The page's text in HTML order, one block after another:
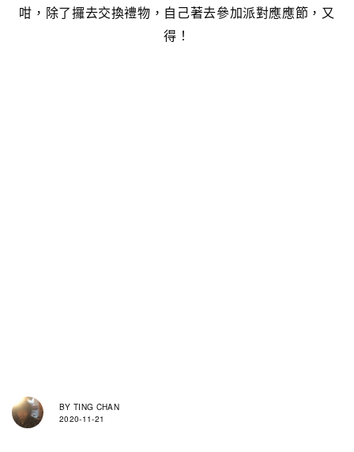
咁，除了攞去交換禮物，自己著去參加派對應應節，又
得！
BY TING CHAN
2020-11-21